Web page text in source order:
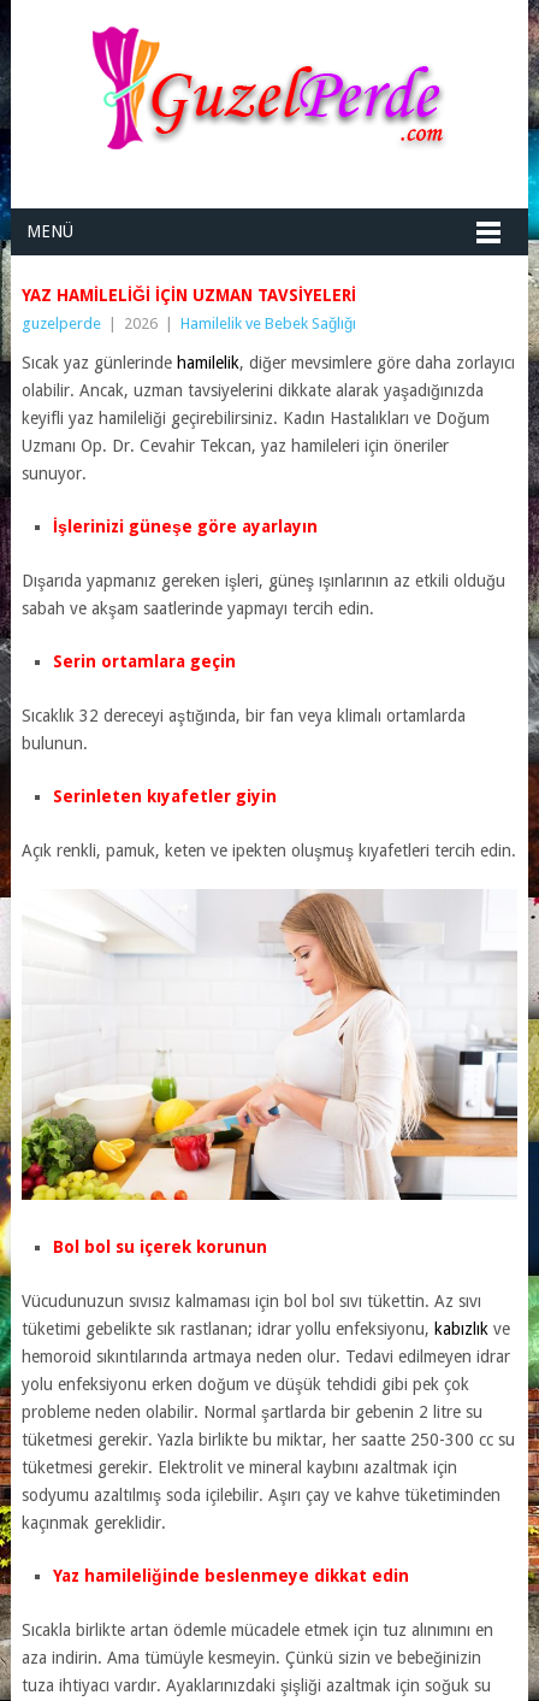
MENÜ
YAZ HAMILELIĞI IÇIN UZMAN TAVSIYELERI
guzelperde 2026 Hamilelik ve Bebek Sağlığı
Sıcak yaz günlerinde hamilelik, diğer mevsimlere göre daha zorlayıcı
olabilir. Ancak, uzman tavsiyelerini dikkate alarak yaşadığınızda
keyifli yaz hamileliği geçirebilirsiniz. Kadın Hastalıkları ve Doğum
Uzmanı Op. Dr. Cevahir Tekcan, yaz hamileleri için öneriler
sunuyor.
İşlerinizi güneşe göre ayarlayın
Dışarıda yapmanız gereken işleri, güneş ışınlarının az etkili olduğu
sabah ve akşam saatlerinde yapmayı tercih edin.
Serin ortamlara geçin
Sıcaklık 32 dereceyi aştığında, bir fan veya klimalı ortamlarda
bulunun.
Serinleten kıyafetler giyin
Açık renkli, pamuk, keten ve ipekten oluşmuş kıyafetleri tercih edin.
Bol bol su içerek korunun
Vücudunuzun sıvısız kalmaması için bol bol sıvı tükettin. Az sıvı
tüketimi gebelikte sık rastlanan; idrar yollu enfeksiyonu, kabızlık ve
hemoroid sıkıntılarında artmaya neden olur. Tedavi edilmeyen idrar
yolu enfeksiyonu erken doğum ve düşük tehdidi gibi pek çok
probleme neden olabilir. Normal şartlarda bir gebenin 2 litre su
tüketmesi gerekir. Yazla birlikte bu miktar, her saatte 250-300 cc su
tüketmesi gerekir. Elektrolit ve mineral kaybını azaltmak için
sodyumu azaltılmış soda içilebilir. Aşırı çay ve kahve tüketiminden
kaçınmak gereklidir.
Yaz hamileliğinde beslenmeye dikkat edin
Sıcakla birlikte artan ödemle mücadele etmek için tuz alınımını en
aza indirin. Ama tümüyle kesmeyin. Çünkü sizin ve bebeğinizin
tuza ihtiyacı vardır. Ayaklarınızdaki şişliği azaltmak için soğuk su